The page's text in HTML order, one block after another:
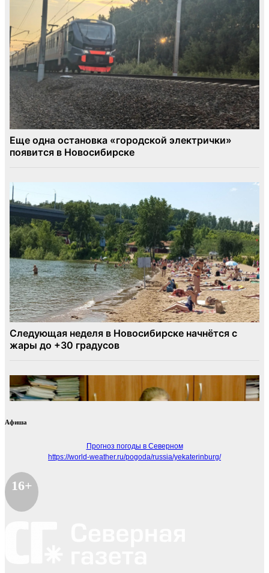
Афиша
Прогноз погоды в Северном
https://world-weather.ru/pogoda/russia/yekaterinburg/
16+